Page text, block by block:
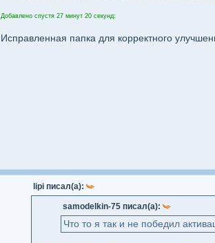
Добавлено спустя 27 минут 20 секунд:
Исправленная папка для корректного
lipi писал(а):
samodelkin-75 писал(а):
Что то я так и не победил